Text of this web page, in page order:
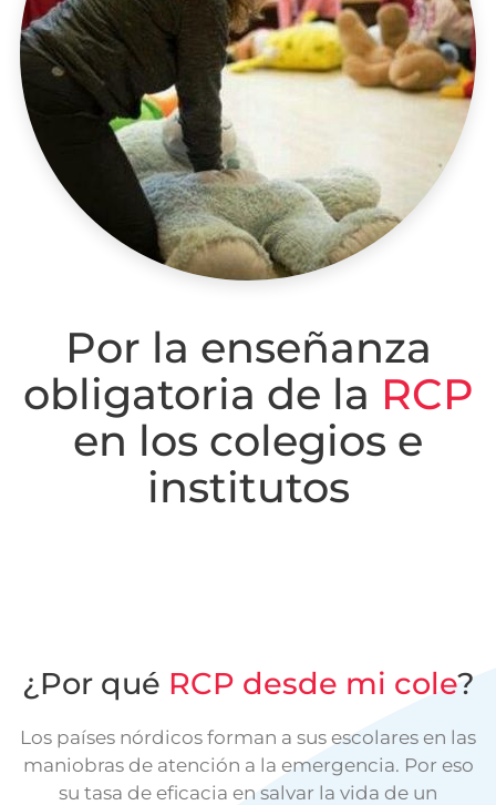
Por la enseñanza
obligatoria de la RCP
en los colegios e
institutos
¿Por qué RCP desde mi cole?
Los países nórdicos forman a sus escolares en las
maniobras de atención a la emergencia. Por eso
su tasa de eficacia en salvar la vida de un